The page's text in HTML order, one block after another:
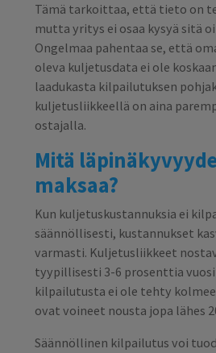
Tämä tarkoittaa, että tieto on
mutta yritys ei osaa kysyä sitä
Ongelmaa pahentaa se, että
oleva kuljetusdata ei ole
laadukasta kilpailutuksen
kuljetusliikkeellä on aina
ostajalla.
Mitä
maksaa?
Kun kuljetuskustannuksia ei
säännöllisesti, kustannukset
varmasti. Kuljetusliikkeet
tyypillisesti 3-6 prosenttia
kilpailutusta ei ole tehty
ovat voineet nousta jopa lähes
Säännöllinen kilpailutus voi